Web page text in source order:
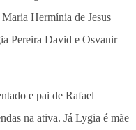
Hermínia de Jesus
Pereira David e Osvanir
e pai de Rafael
na ativa. Já Lygia é mãe